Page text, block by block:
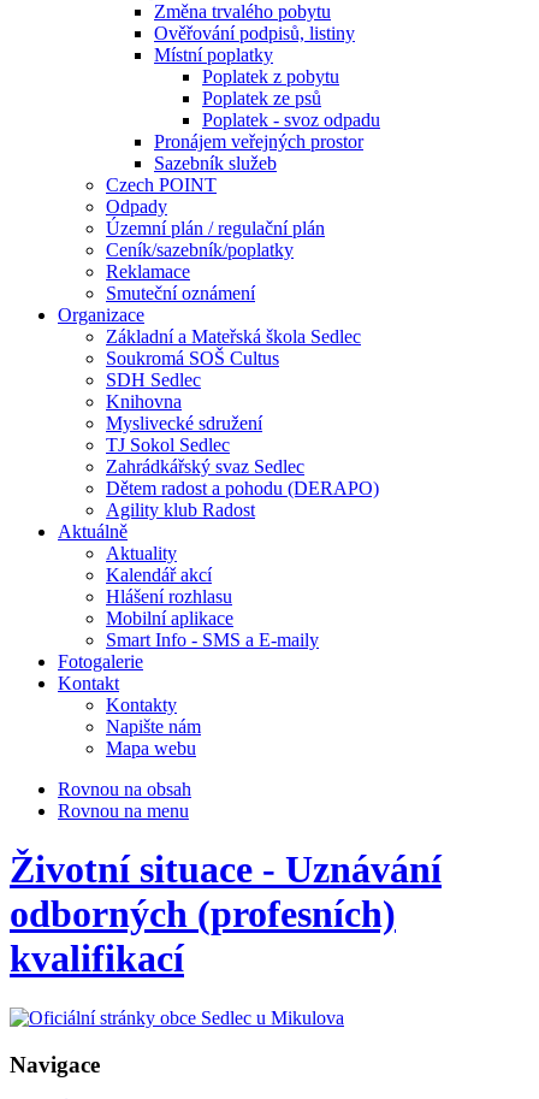
Změna trvalého pobytu
Ověřování podpisů, listiny
Místní poplatky
Poplatek z pobytu
Poplatek ze psů
Poplatek - svoz odpadu
Pronájem veřejných prostor
Sazebník služeb
Czech POINT
Odpady
Územní plán / regulační plán
Ceník/sazebník/poplatky
Reklamace
Smuteční oznámení
Organizace
Základní a Mateřská škola Sedlec
Soukromá SOŠ Cultus
SDH Sedlec
Knihovna
Myslivecké sdružení
TJ Sokol Sedlec
Zahrádkářský svaz Sedlec
Dětem radost a pohodu (DERAPO)
Agility klub Radost
Aktuálně
Aktuality
Kalendář akcí
Hlášení rozhlasu
Mobilní aplikace
Smart Info - SMS a E-maily
Fotogalerie
Kontakt
Kontakty
Napište nám
Mapa webu
Rovnou na obsah
Rovnou na menu
Životní situace - Uznávání
odborných (profesních)
kvalifikací
Navigace